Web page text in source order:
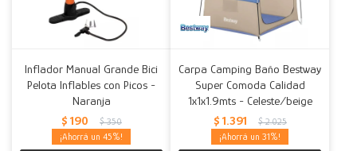
Inflador Manual Grande Bici
Pelota Inflables con Picos -
Naranja
$ 190 $ 350
45
Carpa Camping Baño Bestway
Super Comoda Calidad
1x1x1.9mts - Celeste/beige
$ 1.391 $ 2.025
31